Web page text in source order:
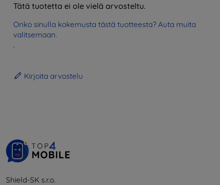
Tätä tuotetta ei ole vielä arvosteltu.
Onko sinulla kokemusta tästä tuotteesta? Auta muita
valitsemaan.
.
Kirjoita arvostelu
Shield-SK s.r.o.